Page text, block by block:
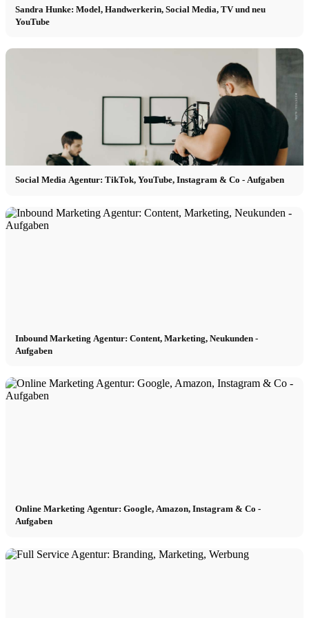
Sandra Hunke: Model, Handwerkerin, Social Media, TV und neu
YouTube
Social Media Agentur: TikTok, YouTube, Instagram & Co - Aufgaben
Inbound Marketing Agentur: Content, Marketing, Neukunden -
Aufgaben
Online Marketing Agentur: Google, Amazon, Instagram & Co -
Aufgaben